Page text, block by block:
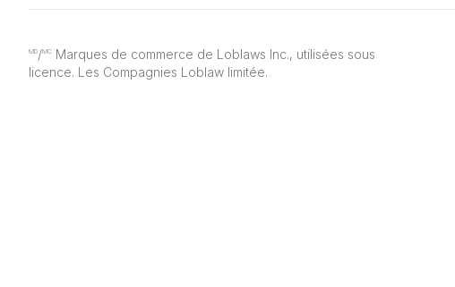
MD/MC Marques de commerce de Loblaws Inc., utilisées sous
licence. Les Compagnies Loblaw limitée.